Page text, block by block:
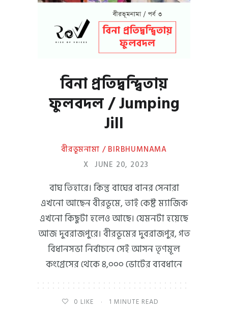
বিনা প্রতিদ্বন্দ্বিতায়
ফুলবদল / Jumping
Jill
বীরভূমনামা / BIRBHUMNAMA
X JUNE 20, 2023
বাঘ তিহারে। কিন্তু বাঘের বানর সেনারা
এখনো আছেন বীরভূমে, তাই কেষ্ট ম্যাজিক
এখনো কিছুটা হলেও আছে। যেমনটা হয়েছে
আজ দুবরাজপুরে। বীরভূমের দুবরাজপুর, গত
বিধানসভা নির্বাচনে সেই আসন তৃণমূল
কংগ্রেসের থেকে ৪,০০০ ভোটের ব্যবধানে
0 LIKE
1 MINUTE READ